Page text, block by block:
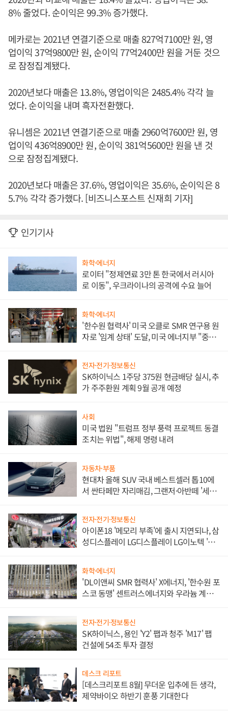
8% 줄었다. 순이익은 99.3% 증가했다.
메카로는 2021년 연결기준으로 매출 827억7100만 원, 영
업이익 37억9800만 원, 순이익 77억2400만 원을 거둔 것으
로 잠정집계됐다.
2020년보다 매출은 13.8%, 영업이익은 2485.4% 각각 늘
었다. 순이익을 내며 흑자전환했다.
유니셈은 2021년 연결기준으로 매출 2960억7600만 원, 영
업이익 436억8900만 원, 순이익 381억5600만 원을 낸 것
으로 잠정집계됐다.
2020년보다 매출은 37.6%, 영업이익은 35.6%, 순이익은 8
5.7% 각각 증가했다. [비즈니스포스트 신재희 기자]
인기기사
화학·에너지
로이터 "정제연료 3만 톤 한국에서 러시아
로 이동", 우크라이나의 공격에 수요 늘어
화학·에너지
'한수원 협력사' 미국 오클로 SMR 연구용 원
자로 '임계 상태' 도달, 미국 에너지부 "중요
전자·전기·정보통신
SK하이닉스 1주당 375원 현금배당 실시, 추
가 주주환원 계획 9월 공개 예정
사회
미국 법원 "트럼프 정부 풍력 프로젝트 동결
조치는 위법", 해제 명령 내려
자동차·부품
현대차 올해 SUV 국내 베스트셀러 톱10에
서 싼타페만 자리매김, 그랜저·아반떼 '세단
전자·전기·정보통신
아이폰18 '메모리 부족'에 출시 지연되나, 삼
성디스플레이 LG디스플레이 LG이노텍 '탈
화학·에너지
'DL이앤씨 SMR 협력사' X에너지, '한수원 포
스코 동맹' 센트러스에너지와 우라늄 계약
전자·전기·정보통신
SK하이닉스, 용인 'Y2' 팹과 청주 'M17' 팹
건설에 54조 투자 결정
데스크 리포트
[데스크리포트 8월] 무더운 입추에 든 생각,
제약바이오 하반기 훈풍 기대한다